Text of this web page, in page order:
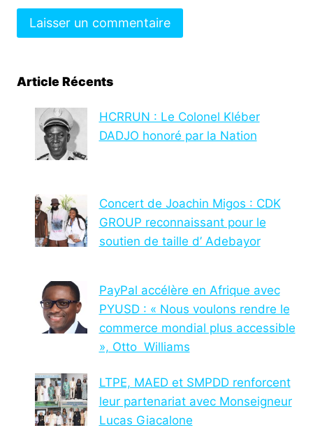
Article Récents
HCRRUN : Le Colonel Kléber
DADJO honoré par la Nation
Concert de Joachin Migos : CDK
GROUP reconnaissant pour le
soutien de taille d’ Adebayor
PayPal accélère en Afrique avec
PYUSD : « Nous voulons rendre le
commerce mondial plus accessible
», Otto Williams
LTPE, MAED et SMPDD renforcent
leur partenariat avec Monseigneur
Lucas Giacalone